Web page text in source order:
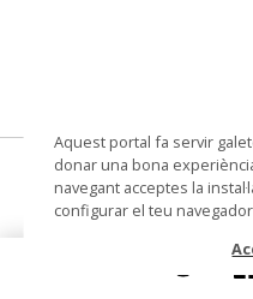
Datació
Aquest portal fa servir
donar una bona
navegant acceptes la
configurar el teu